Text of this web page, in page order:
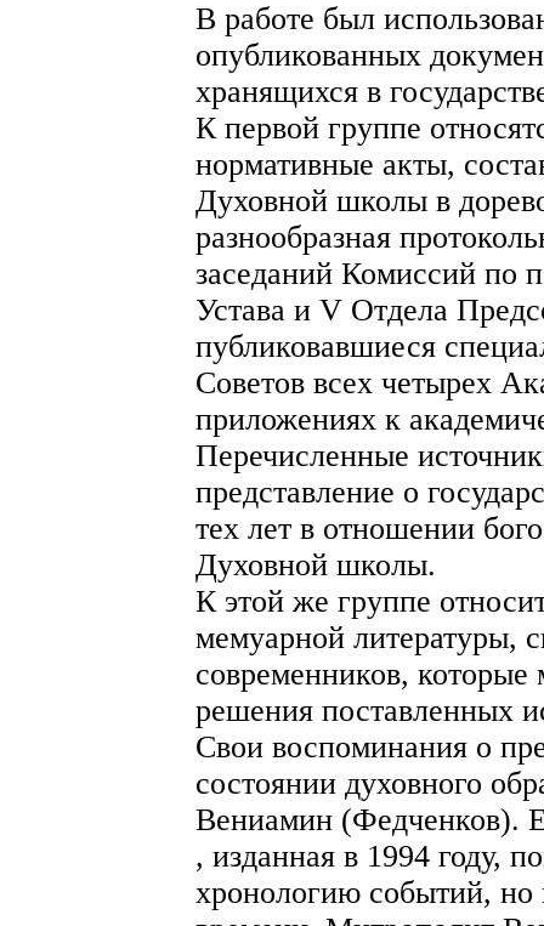
В работе был
опубликованных
хранящихся в
К первой группе
нормативные акты,
Духовной школы в
разнообразная
заседаний Комиссий по
Устава и V Отдела
публиковавшиеся
Советов всех четырех
приложениях к
Перечисленные
представление о
тех лет в отношении
Духовной школы.
К этой же группе
мемуарной литературы,
современников,
решения поставленных
Свои воспоминания о
состоянии духовного
Вениамин (Федченков).
, изданная в 1994 году,
хронологию событий,